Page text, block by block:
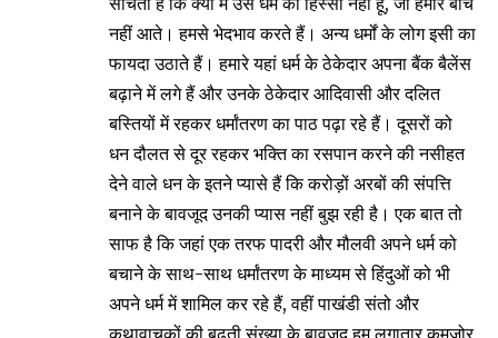
नहीं आते। हमसे भेदभाव करते हैं। अन्य धर्मों के लोग इसी का
फायदा उठाते हैं। हमारे यहां धर्म के ठेकेदार अपना बैंक बैलेंस
बढ़ाने में लगे हैं और उनके ठेकेदार आदिवासी और दलित
बस्तियों में रहकर धर्मांतरण का पाठ पढ़ा रहे हैं। दूसरों को
धन दौलत से दूर रहकर भक्ति का रसपान करने की नसीहत
देने वाले धन के इतने प्यासे हैं कि करोड़ों अरबों की संपत्ति
बनाने के बावजूद उनकी प्यास नहीं बुझ रही है। एक बात तो
साफ है कि जहां एक तरफ पादरी और मौलवी अपने धर्म को
बचाने के साथ-साथ धर्मांतरण के माध्यम से हिंदुओं को भी
अपने धर्म में शामिल कर रहे हैं, वहीं पाखंडी संतो और